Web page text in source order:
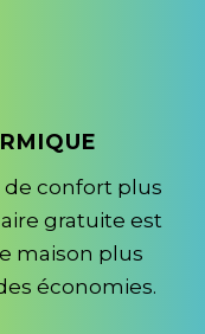
de confort plus
gratuite est
maison plus
économies.